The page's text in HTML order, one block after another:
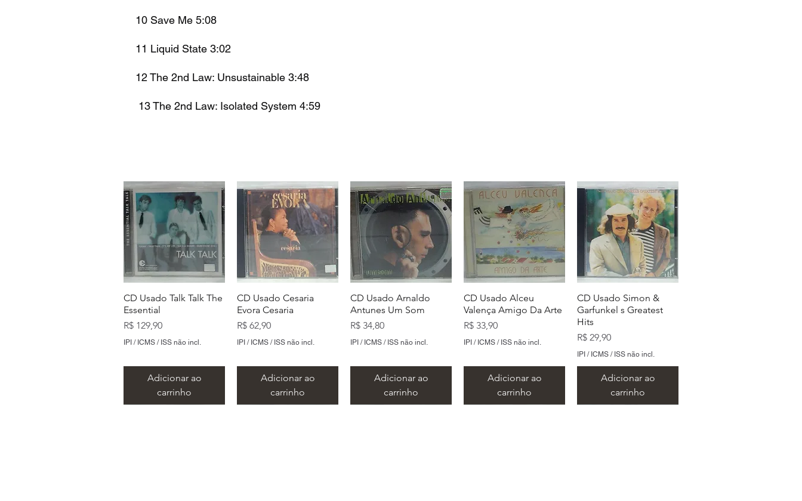
10 Save Me 5:08
11 Liquid State 3:02
12 The 2nd Law: Unsustainable 3:48
13 The 2nd Law: Isolated System 4:59
CD Usado Talk Talk The
Essential
Preço
R$ 129,90
IPI / ICMS / ISS não incl.
Adicionar ao
carrinho
CD Usado Cesaria
Evora Cesaria
Preço
R$ 62,90
IPI / ICMS / ISS não incl.
Adicionar ao
carrinho
CD Usado Arnaldo
Antunes Um Som
Preço
R$ 34,80
IPI / ICMS / ISS não incl.
Adicionar ao
carrinho
CD Usado Alceu
Valença Amigo Da Arte
Preço
R$ 33,90
IPI / ICMS / ISS não incl.
Adicionar ao
carrinho
CD Usado Simon &
Garfunkel s Greatest
Hits
Preço
R$ 29,90
IPI / ICMS / ISS não incl.
Adicionar ao
carrinho